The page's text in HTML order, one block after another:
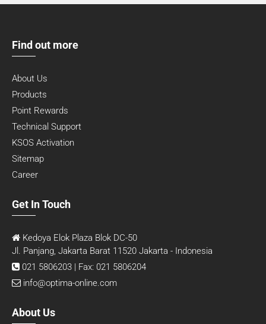
Find out more
About Us
Products
Point Rewards
Technical Support
KSOS Activation
Sitemap
Career
Get In Touch
Kedoya Elok Plaza Blok DC-50
Jl. Panjang, Jakarta Barat 11520 Jakarta - Indonesia
021 5806203 | Fax: 021 5806204
info@optima-online.com
About Us